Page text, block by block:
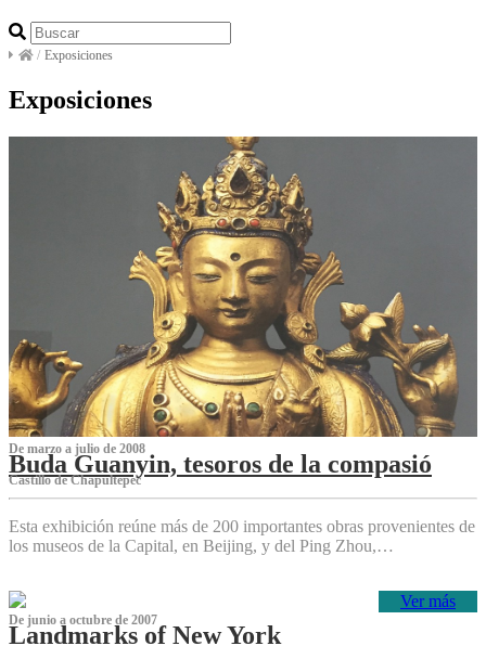
/ Exposiciones
Exposiciones
De marzo a julio de 2008
Buda Guanyin, tesoros de la compasió
Castillo de Chapultepec
Esta exhibición reúne más de 200 importantes obras provenientes de
los museos de la Capital, en Beijing, y del Ping Zhou,…
Ver más
De junio a octubre de 2007
Landmarks of New York